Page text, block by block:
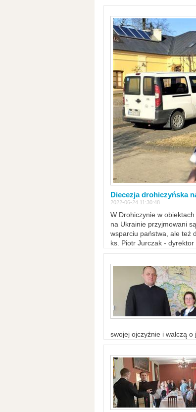
Diecezja drohiczyńska
2022-06-24 11:30:48
W Drohiczynie w
na Ukrainie przyjmowani
wsparciu państwa, ale też
ks. Piotr Jurczak -
swojej ojczyźnie i walczą o